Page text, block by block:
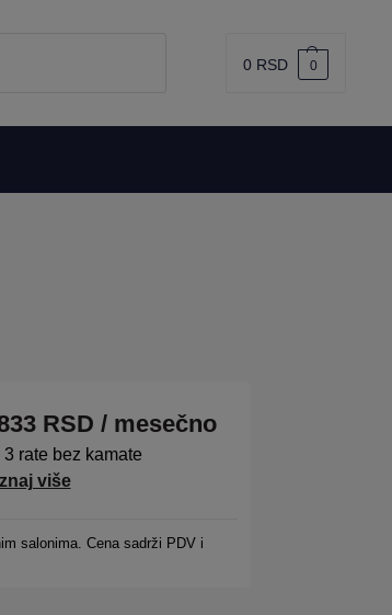
0 RSD 0
RSD / mesečno
3 rate bez kamate
više
salonima. Cena sadrži PDV i